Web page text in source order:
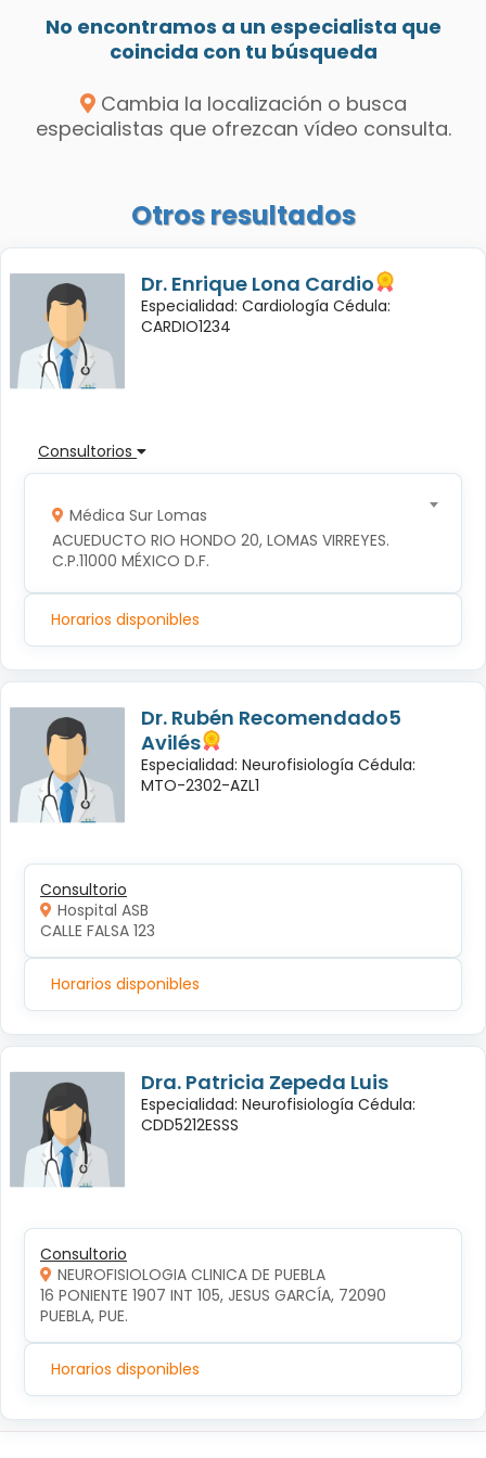
No encontramos a un especialista que
coincida con tu búsqueda
Cambia la localización o busca
especialistas que ofrezcan vídeo consulta.
Otros resultados
Dr. Enrique Lona Cardio
Especialidad: Cardiología Cédula:
CARDIO1234
Consultorios
Médica Sur Lomas
ACUEDUCTO RIO HONDO 20, LOMAS VIRREYES.
C.P.11000 MÉXICO D.F.
Horarios disponibles
Dr. Rubén Recomendado5
Avilés
Especialidad: Neurofisiología Cédula:
MTO-2302-AZL1
Consultorio
Hospital ASB
CALLE FALSA 123
Horarios disponibles
Dra. Patricia Zepeda Luis
Especialidad: Neurofisiología Cédula:
CDD5212ESSS
Consultorio
NEUROFISIOLOGIA CLINICA DE PUEBLA
16 PONIENTE 1907 INT 105, JESUS GARCÍA, 72090
PUEBLA, PUE.
Horarios disponibles